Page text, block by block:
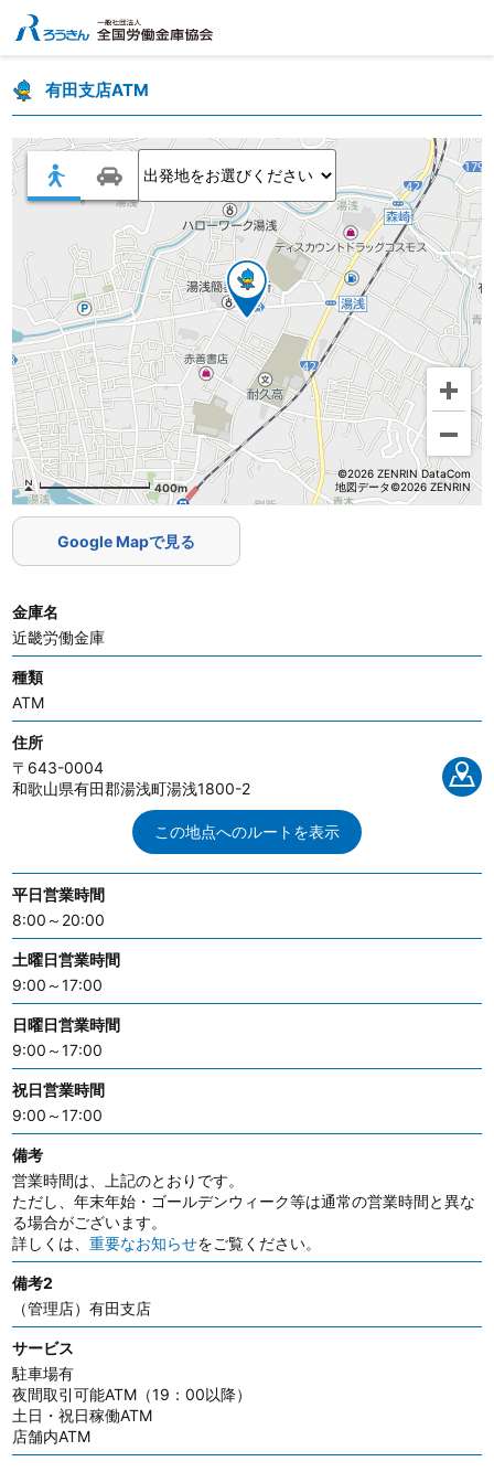
有田支店ATM
400m
©2026 ZENRIN DataCom
地図データ©2026 ZENRIN
Google Mapで見る
金庫名
近畿労働金庫
種類
ATM
住所
〒643-0004
和歌山県有田郡湯浅町湯浅1800-2
この地点へのルートを表示
平日営業時間
8:00～20:00
土曜日営業時間
9:00～17:00
日曜日営業時間
9:00～17:00
祝日営業時間
9:00～17:00
備考
営業時間は、上記のとおりです。
ただし、年末年始・ゴールデンウィーク等は通常の営業時間と異な
る場合がございます。
詳しくは、 重要なお知らせをご覧ください。
備考2
（管理店）有田支店
サービス
駐車場有
夜間取引可能ATM（19：00以降）
土日・祝日稼働ATM
店舗内ATM